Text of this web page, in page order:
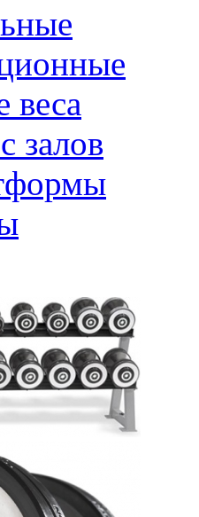
веса
залов